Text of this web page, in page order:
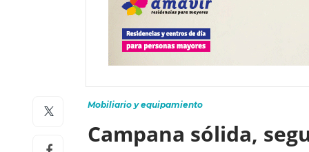
Mobiliario y equipamiento
Campana sólida,